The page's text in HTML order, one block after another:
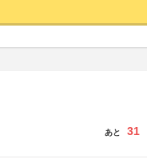
あと 31